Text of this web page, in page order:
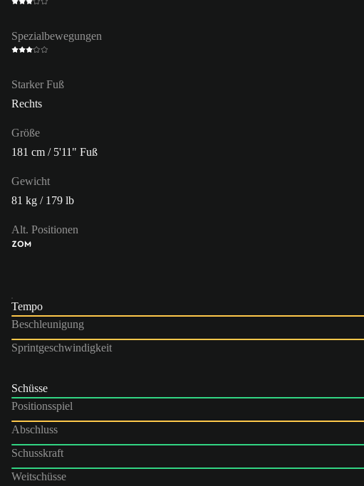
Spezialbewegungen
Starker Fuß
Rechts
Größe
181 cm / 5'11" Fuß
Gewicht
81 kg / 179 lb
Alt. Positionen
ZOM
Tempo
Beschleunigung
Sprintgeschwindigkeit
Schüsse
Positionsspiel
Abschluss
Schusskraft
Weitschüsse